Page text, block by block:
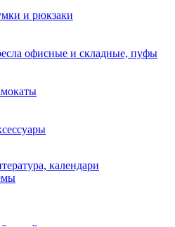
и рюкзаки
офисные и складные, пуфы
календари